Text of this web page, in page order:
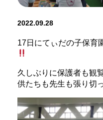
2022.09.28
17日にてぃだの子保育
久しぶりに保護者も観
供たちも先生も張り切